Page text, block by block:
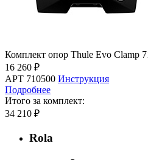
Комплект опор Thule Evo Clamp
16 260 ₽
АРТ 710500 Инструкция
Подробнее
Итого за комплект:
34 210 ₽
Rola